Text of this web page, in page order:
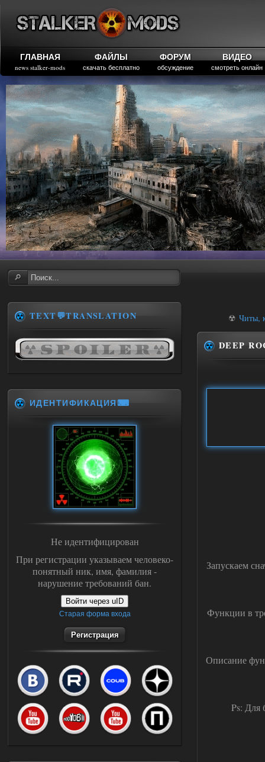
ГЛАВНАЯ
news stalker-mods
ФАЙЛЫ
скачать бесплатно
ФОРУМ
обсуждение
ВИДЕО
смотреть онлайн
☢ Читы,
DEEP
Запускаем
Функции в
Описание
Ps: Для
TEXT💬TRANSLATION
ИДЕНТИФИКАЦИЯ⌨
Не идентифицирован
При регистрации указываем человеко-
понятный ник, имя, фамилия -
нарушение требований бан.
Войти через uID
Старая форма входа
Регистрация